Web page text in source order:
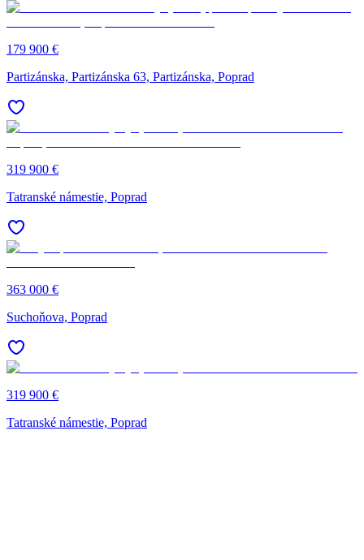
179 900 €
Partizánska, Partizánska 63, Partizánska, Poprad
319 900 €
Tatranské námestie, Poprad
363 000 €
Suchoňova, Poprad
319 900 €
Tatranské námestie, Poprad